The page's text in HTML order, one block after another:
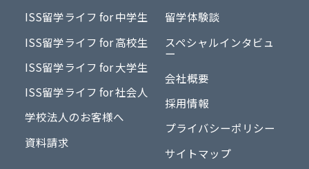
ISS留学ライフ for 中学生
ISS留学ライフ for 高校生
ISS留学ライフ for 大学生
ISS留学ライフ for 社会人
学校法人のお客様へ
資料請求
留学体験談
スペシャルインタビュ
ー
会社概要
採用情報
プライバシーポリシー
サイトマップ